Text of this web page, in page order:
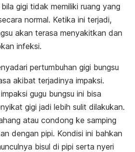
gigi tidak memiliki ruang yang
normal. Ketika ini terjadi,
akan terasa menyakitkan dan
infeksi.
pertumbuhan gigi bungsu
akibat terjadinya impaksi.
gugu bungsu ini bisa
gigi jadi lebih sulit dilakukan.
atau condong ke samping
dengan pipi. Kondisi ini bahkan
bisul di pipi serta nyeri